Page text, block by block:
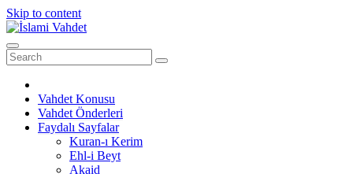
Skip to content
Vahdet Konusu
Vahdet Önderleri
Faydalı Sayfalar
Kuran-ı Kerim
Ehl-i Beyt
Akaid